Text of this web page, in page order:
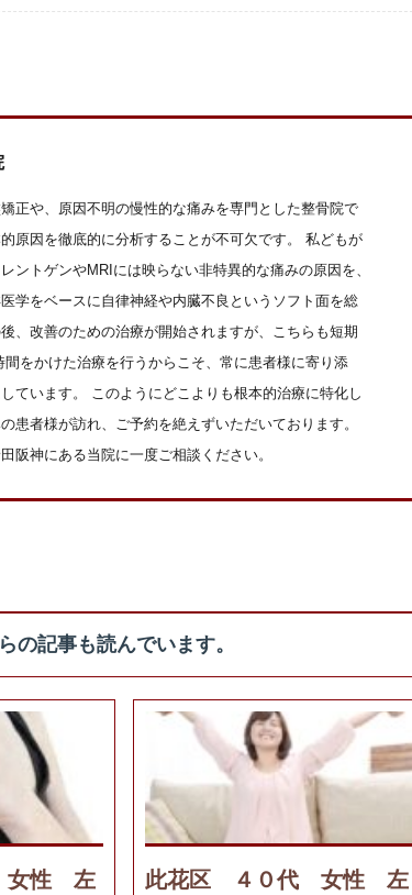
正や、原因不明の慢性的な痛みを専門とした整骨院で
原因を徹底的に分析することが不可欠です。 私どもが
ントゲンやMRIには映らない非特異的な痛みの原因を、
学をベースに自律神経や内臓不良というソフト面を総
、改善のための治療が開始されますが、こちらも短期
をかけた治療を行うからこそ、常に患者様に寄り添
ています。 このようにどこよりも根本的治療に特化し
患者様が訪れ、ご予約を絶えずいただいております。
阪神にある当院に一度ご相談ください。
の記事も読んでいます。
女性 左
此花区 ４０代 女性 左